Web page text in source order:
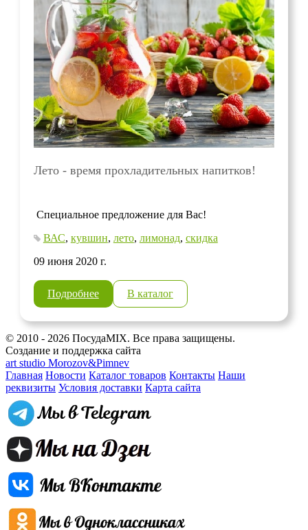
Лето - время прохладительных напитков!
Специальное предложение для Вас!
ВАС, кувшин, лето, лимонад, скидка
09 июня 2020 г.
Подробнее В каталог
© 2010 - 2026 ПосудаMIX. Все права защищены.
Создание и поддержка сайта
art studio Morozov&Pimnev
Главная Новости Каталог товаров Контакты Наши
реквизиты Условия доставки Карта сайта